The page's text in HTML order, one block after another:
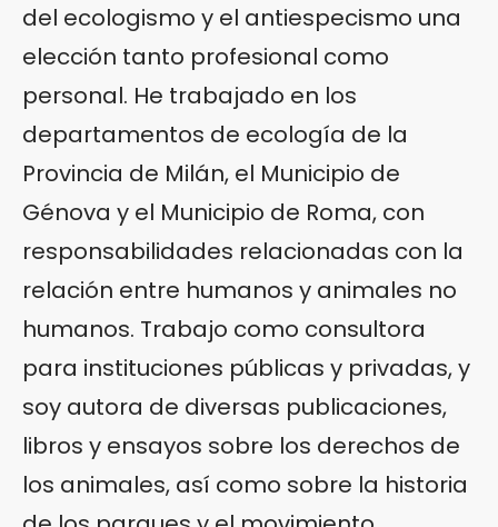
del ecologismo y el antiespecismo una
elección tanto profesional como
personal. He trabajado en los
departamentos de ecología de la
Provincia de Milán, el Municipio de
Génova y el Municipio de Roma, con
responsabilidades relacionadas con la
relación entre humanos y animales no
humanos. Trabajo como consultora
para instituciones públicas y privadas, y
soy autora de diversas publicaciones,
libros y ensayos sobre los derechos de
los animales, así como sobre la historia